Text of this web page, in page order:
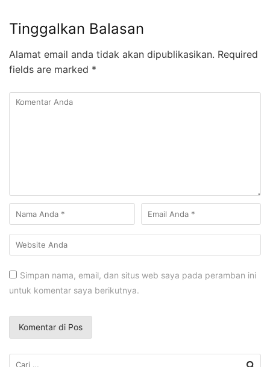
Tinggalkan Balasan
Alamat email anda tidak akan dipublikasikan. Required
fields are marked *
Simpan nama, email, dan situs web saya pada peramban ini
untuk komentar saya berikutnya.
Cari